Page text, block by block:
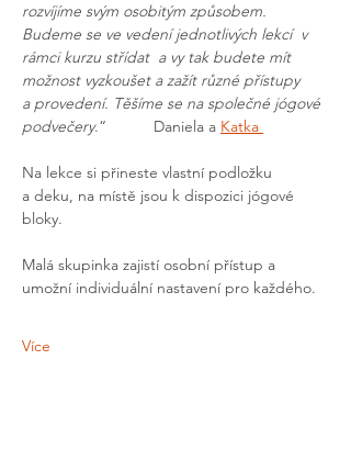
rozvíjíme svým osobitým způsobem.
Budeme se ve vedení jednotlivých lekcí  v
rámci kurzu střídat  a vy tak budete mít
možnost vyzkoušet a zažít různé přístupy
a provedení. Těšíme se na společné jógové
podvečery
.“		Daniela a Katka
Na lekce si přineste vlastní podložku
a deku, na místě jsou k dispozici jógové
bloky.
Malá skupinka zajistí osobní přístup a
umožní individuální nastavení pro každého.
Více